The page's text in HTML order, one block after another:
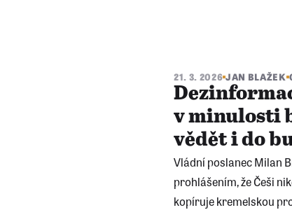
21. 3. 2026 JAN BLAŽEK
v minulosti
vědět i do
Vládní poslanec Milan
prohlášením, že Češi
kopíruje kremelskou